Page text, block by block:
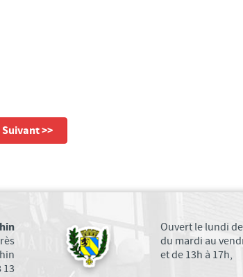
Suivant >>
13
Ouvert le lundi
du mardi au
et de 13h à 17h,